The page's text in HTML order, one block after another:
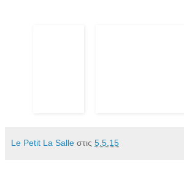
Le Petit La Salle στις 5.5.15